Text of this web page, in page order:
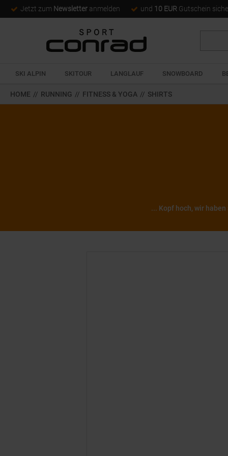
Jetzt zum Newsletter anmelden und 10 EUR Gutschein
SKI ALPIN SKITOUR LANGLAUF SNOWBOARD
HOME // RUNNING // FITNESS & YOGA // SHIRTS
... Kopf hoch, wir